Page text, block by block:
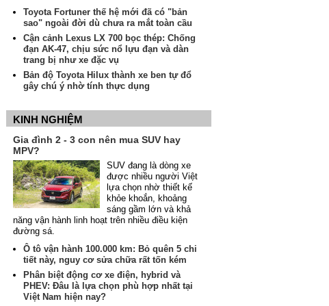
Toyota Fortuner thế hệ mới đã có "bản
sao" ngoài đời dù chưa ra mắt toàn cầu
Cận cảnh Lexus LX 700 bọc thép: Chống
đạn AK-47, chịu sức nổ lựu đạn và dàn
trang bị như xe đặc vụ
Bản độ Toyota Hilux thành xe ben tự đổ
gây chú ý nhờ tính thực dụng
KINH NGHIỆM
Gia đình 2 - 3 con nên mua SUV hay
MPV?
SUV đang là dòng xe
được nhiều người Việt
lựa chọn nhờ thiết kế
khỏe khoắn, khoảng
sáng gầm lớn và khả
năng vận hành linh hoạt trên nhiều điều kiện
đường sá.
Ô tô vận hành 100.000 km: Bỏ quên 5 chi
tiết này, nguy cơ sửa chữa rất tốn kém
Phân biệt động cơ xe điện, hybrid và
PHEV: Đâu là lựa chọn phù hợp nhất tại
Việt Nam hiện nay?